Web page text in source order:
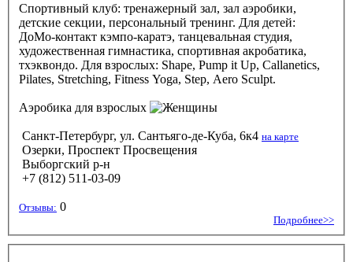
Спортивный клуб: тренажерный зал, зал аэробики,
детские секции, персональный тренинг. Для детей:
ДоМо-контакт кэмпо-каратэ, танцевальная студия,
художественная гимнастика, спортивная акробатика,
тхэквондо. Для взрослых: Shape, Pump it Up, Callanetics,
Pilates, Stretching, Fitness Yoga, Step, Aero Sculpt.
Аэробика для взрослых
Санкт-Петербург, ул. Сантьяго-де-Куба, 6к4 на карте
Озерки, Проспект Просвещения
Выборгский р-н
+7 (812) 511-03-09
Отзывы: 0
Подробнее>>